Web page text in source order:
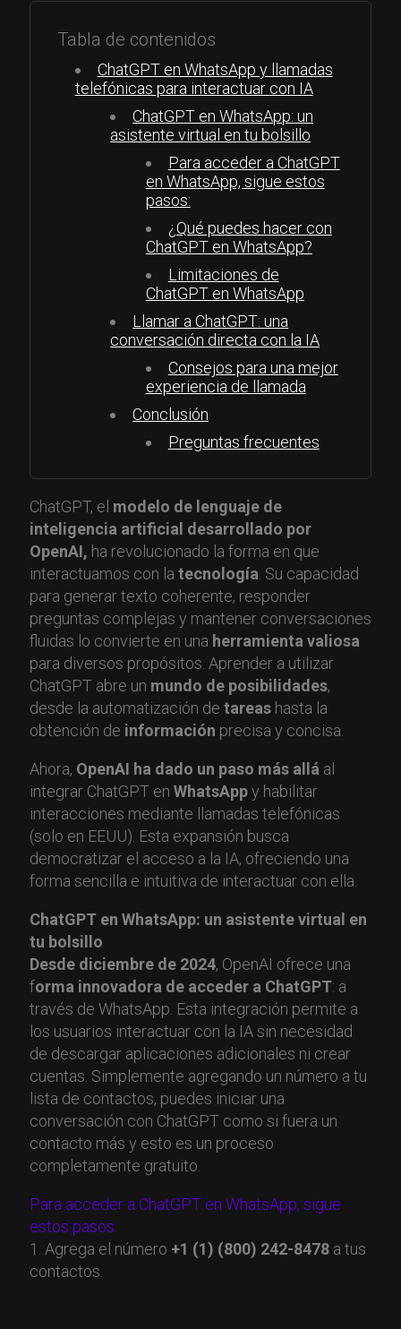
Tabla de contenidos
ChatGPT en WhatsApp y llamadas
telefónicas para interactuar con IA
ChatGPT en WhatsApp: un
asistente virtual en tu bolsillo
Para acceder a ChatGPT
en WhatsApp, sigue estos
pasos:
¿Qué puedes hacer con
ChatGPT en WhatsApp?
Limitaciones de
ChatGPT en WhatsApp
Llamar a ChatGPT: una
conversación directa con la IA
Consejos para una mejor
experiencia de llamada
Conclusión
Preguntas frecuentes
ChatGPT, el modelo de lenguaje de
inteligencia artificial desarrollado por
OpenAI, ha revolucionado la forma en que
interactuamos con la tecnología. Su capacidad
para generar texto coherente, responder
preguntas complejas y mantener conversaciones
fluidas lo convierte en una herramienta valiosa
para diversos propósitos. Aprender a utilizar
ChatGPT abre un mundo de posibilidades,
desde la automatización de tareas hasta la
obtención de información precisa y concisa.
Ahora, OpenAI ha dado un paso más alláal
integrar ChatGPT en WhatsAppy habilitar
interacciones mediante llamadas telefónicas
(solo en EEUU). Esta expansión busca
democratizar el acceso a la IA, ofreciendo una
forma sencilla e intuitiva de interactuar con ella.
ChatGPT en WhatsApp: un asistente virtual en
tu bolsillo
Desde diciembre de 2024, OpenAI ofrece una
forma innovadora de acceder a ChatGPT: a
través de WhatsApp. Esta integración permite a
los usuarios interactuar con la IA sin necesidad
de descargar aplicaciones adicionales ni crear
cuentas. Simplemente agregando un número a tu
lista de contactos, puedes iniciar una
conversación con ChatGPT como si fuera un
contacto más y esto es un proceso
completamente gratuito.
Para acceder a ChatGPT en WhatsApp, sigue
estos pasos:
1. Agrega el número +1 (1) (800) 242-8478a tus
contactos.